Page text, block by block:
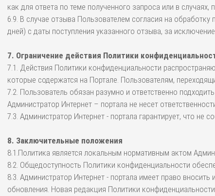
как для ответа по теме полученного запроса или в
6.9. В случае отзыва Пользователем согласия на
дней) с даты поступления указанного отзыва, за
7. Ограничение действия Политики
7.1. Действия Политики конфиденциальности
которые содержатся на Портале. Пользователям,
7.2. Пользователь обязан разумно и ответственно
Администратор Интернет – портала не несет
7.3. Администратор Интернет - портала гарантирует, что
8. Заключительные положения
8.1.Политика является локальным нормативным актом
8.2. Общедоступность Политики конфиденциальности
8.3. Администратор Интернет - портала имеет право
обновления. Новая редакция Политики